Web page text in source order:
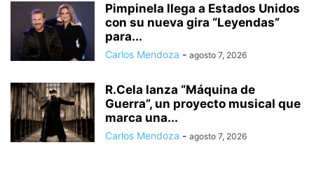
Pimpinela llega a Estados Unidos
con su nueva gira “Leyendas”
para...
Carlos Mendoza - agosto 7, 2026
R.Cela lanza “Máquina de
Guerra”, un proyecto musical que
marca una...
Carlos Mendoza - agosto 7, 2026